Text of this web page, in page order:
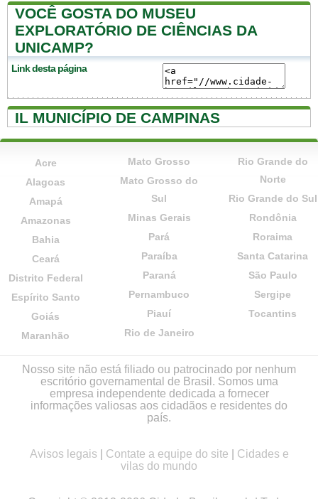
VOCÊ GOSTA DO MUSEU
EXPLORATÓRIO DE CIÊNCIAS DA
UNICAMP?
Link desta página
IL MUNICÍPIO DE CAMPINAS
Acre
Alagoas
Amapá
Amazonas
Bahia
Ceará
Distrito Federal
Espírito Santo
Goiás
Maranhão
Mato Grosso
Mato Grosso do
Sul
Minas Gerais
Pará
Paraíba
Paraná
Pernambuco
Piauí
Rio de Janeiro
Rio Grande do
Norte
Rio Grande do Sul
Rondônia
Roraima
Santa Catarina
São Paulo
Sergipe
Tocantins
Nosso site não está filiado ou patrocinado por nenhum
escritório governamental de Brasil. Somos uma
empresa independente dedicada a fornecer
informações valiosas aos cidadãos e residentes do
país.
Avisos legais Contate a equipe do site
Cidades e
vilas do mundo